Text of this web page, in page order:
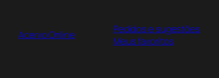
Acervo Online
Pedidos e sugestões
Meus favoritos